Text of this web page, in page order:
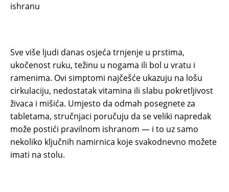
ishranu
Sve više ljudi danas osjeća trnjenje u prstima,
ukočenost ruku, težinu u nogama ili bol u vratu i
ramenima. Ovi simptomi najčešće ukazuju na lošu
cirkulaciju, nedostatak vitamina ili slabu pokretljivost
živaca i mišića. Umjesto da odmah posegnete za
tabletama, stručnjaci poručuju da se veliki napredak
može postići pravilnom ishranom — i to uz samo
nekoliko ključnih namirnica koje svakodnevno možete
imati na stolu.